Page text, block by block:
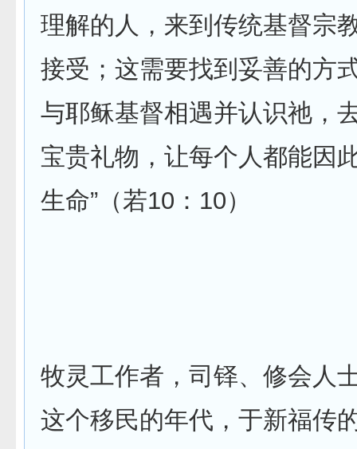
理解的人，来到传统基督宗
接受；这需要找到妥善的方
与耶稣基督相遇并认识祂，
宝贵礼物，让每个人都能因
生命”（若10：10）
牧灵工作者，司铎、修会人
这个移民的年代，于新福传